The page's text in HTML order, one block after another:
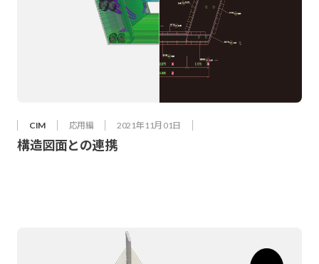
CIM 応用編 2021年 11月 01日
構造図面との連携